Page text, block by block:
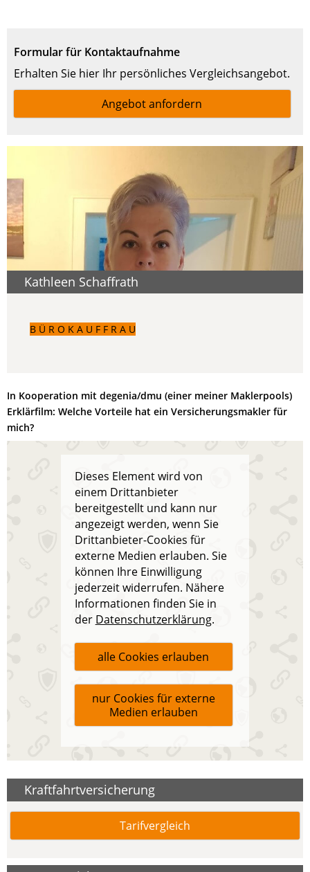
Formular für Kontaktaufnahme
Erhalten Sie hier Ihr persönliches Vergleichsangebot.
Angebot anfordern
Kathleen Schaffrath
B Ü R O K A U F F R A U
In Kooperation mit degenia/dmu (einer meiner Maklerpools)
Erklärfilm: Welche Vorteile hat ein Versicherungsmakler für
mich?
Dieses Element wird von
einem Drittanbieter
bereitgestellt und kann nur
angezeigt werden, wenn Sie
Drittanbieter-Cookies für
externe Medien erlauben. Sie
können Ihre Einwilligung
jederzeit widerrufen. Nähere
Informationen finden Sie in
der Datenschutzerklärung.
alle Cookies erlauben
nur Cookies für externe
Medien erlauben
Kraftfahrtversicherung
Tarifvergleich